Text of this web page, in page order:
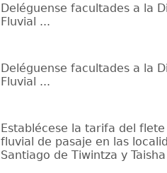
Deléguense facultades a la
Fluvial ...
Deléguense facultades a la
Fluvial ...
Establécese la tarifa del
fluvial de pasaje en las
Santiago de Tiwintza y